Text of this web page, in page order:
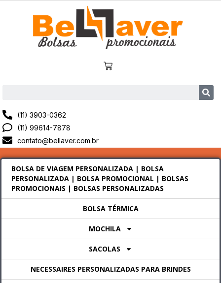
(11) 3903-0362
(11) 99614-7878
contato@bellaver.com.br
BOLSA DE VIAGEM PERSONALIZADA | BOLSA
PERSONALIZADA | BOLSA PROMOCIONAL | BOLSAS
PROMOCIONAIS | BOLSAS PERSONALIZADAS
BOLSA TÉRMICA
MOCHILA
SACOLAS
NECESSAIRES PERSONALIZADAS PARA BRINDES